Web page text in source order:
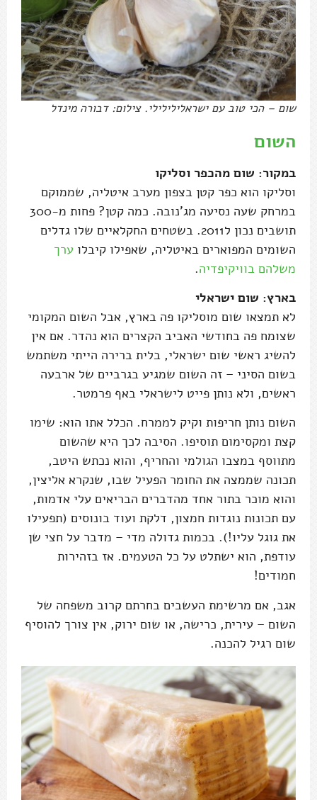
שום – הכי טוב עם ישראלילילילי. צילום: דבורה מינדל
השום
במקור: שום מהכפר וסליקו
וסליקו הוא כפר קטן בצפון מערב איטליה, שממוקם
במרחק שעה נסיעה מג'נובה. כמה קטן? פחות מ-300
תושבים נכון ל2011. בשטחים החקלאיים שלו גדלים
השומים המפוארים באיטליה, שאפילו קיבלו ערך
משלהם בוויקיפדיה.
בארץ: שום ישראלי
לא תמצאו שום מוסליקו פה בארץ, אבל השום המקומי
שצומח פה בחודשי האביב הקצרים הוא נהדר. אם אין
להשיג ראשי שום ישראלי, בלית ברירה הייתי משתמש
בשום הסיני – זה השום שמגיע בגרביים של ארבעה
ראשים, ולא נותן פייט לישראלי באף פרמטר.
השום נותן חריפות וקיק לממרח. הכלל אתו הוא: שימו
קצת ומקסימום תוסיפו. הסיבה לכך היא שהשום
מתווסף במצבו הגולמי והחריף, והוא נכתש היטב,
תכונה שממצה את החומר הפעיל שבו, שנקרא אליצין,
והוא מוכר בתור אחד מהדברים הבריאים עלי אדמות,
עם תכונות נוגדות חמצון, דלקת ועוד בונוסים (תפעילו
את גוגל עליו!). בכמות גדולה מדי – מדבר על חצי שן
עודפת, הוא ישתלט על כל הטעמים. אז בזהירות
חמודים!
אגב, אם מרשימת העשבים בחרתם קרוב משפחה של
השום – עירית, כרישה, או שום ירוק, אין צורך להוסיף
שום רגיל להכנה.